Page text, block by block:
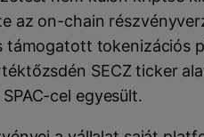
az on-chain
támogatott
SECZ ticker
cel egyesült.